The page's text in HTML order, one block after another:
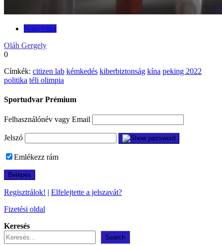
Nagyvilág
Oláh Gergely
0
Címkék: citizen lab kémkedés kiberbiztonság kína peking 2022
politika téli olimpia
Sportudvar Prémium
Felhasználónév vagy Email
Jelszó
Emlékezz rám
Regisztrálok! | Elfelejtette a jelszavát?
Fizetési oldal
Keresés
Search